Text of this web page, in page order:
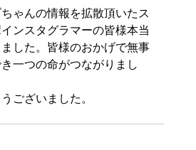
ゃんの情報を拡散頂いたス
ンスタグラマーの皆様本当
した。皆様のおかげで無事
一つの命がつながりまし
ございました。